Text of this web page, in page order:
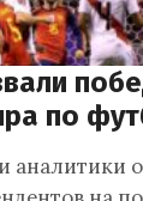
по
аналитики